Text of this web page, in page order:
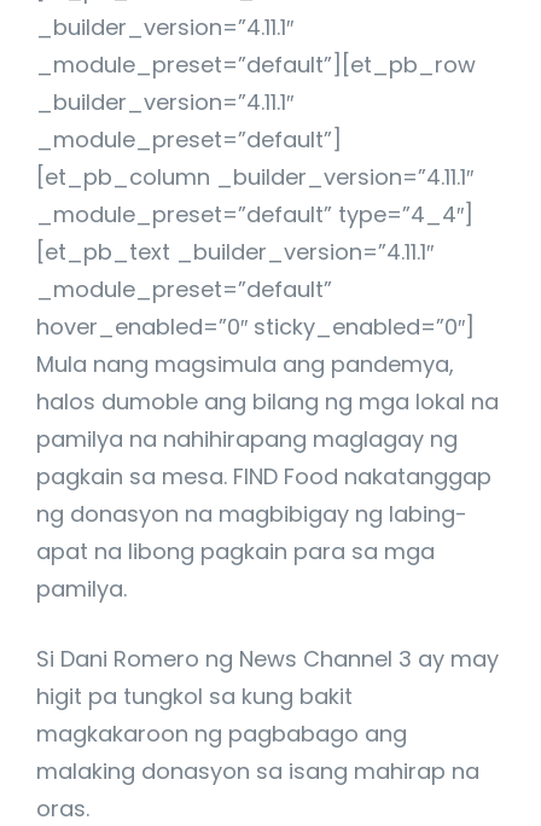
_builder_version=”4.11.1″
_module_preset=”default”][et_pb_row
_builder_version=”4.11.1″
_module_preset=”default”]
[et_pb_column _builder_version=”4.11.1″
_module_preset=”default” type=”4_4″]
[et_pb_text _builder_version=”4.11.1″
_module_preset=”default”
hover_enabled=”0″ sticky_enabled=”0″]
Mula nang magsimula ang pandemya,
halos dumoble ang bilang ng mga lokal na
pamilya na nahihirapang maglagay ng
pagkain sa mesa. FIND Food nakatanggap
ng donasyon na magbibigay ng labing-
apat na libong pagkain para sa mga
pamilya.
Si Dani Romero ng News Channel 3 ay may
higit pa tungkol sa kung bakit
magkakaroon ng pagbabago ang
malaking donasyon sa isang mahirap na
oras.